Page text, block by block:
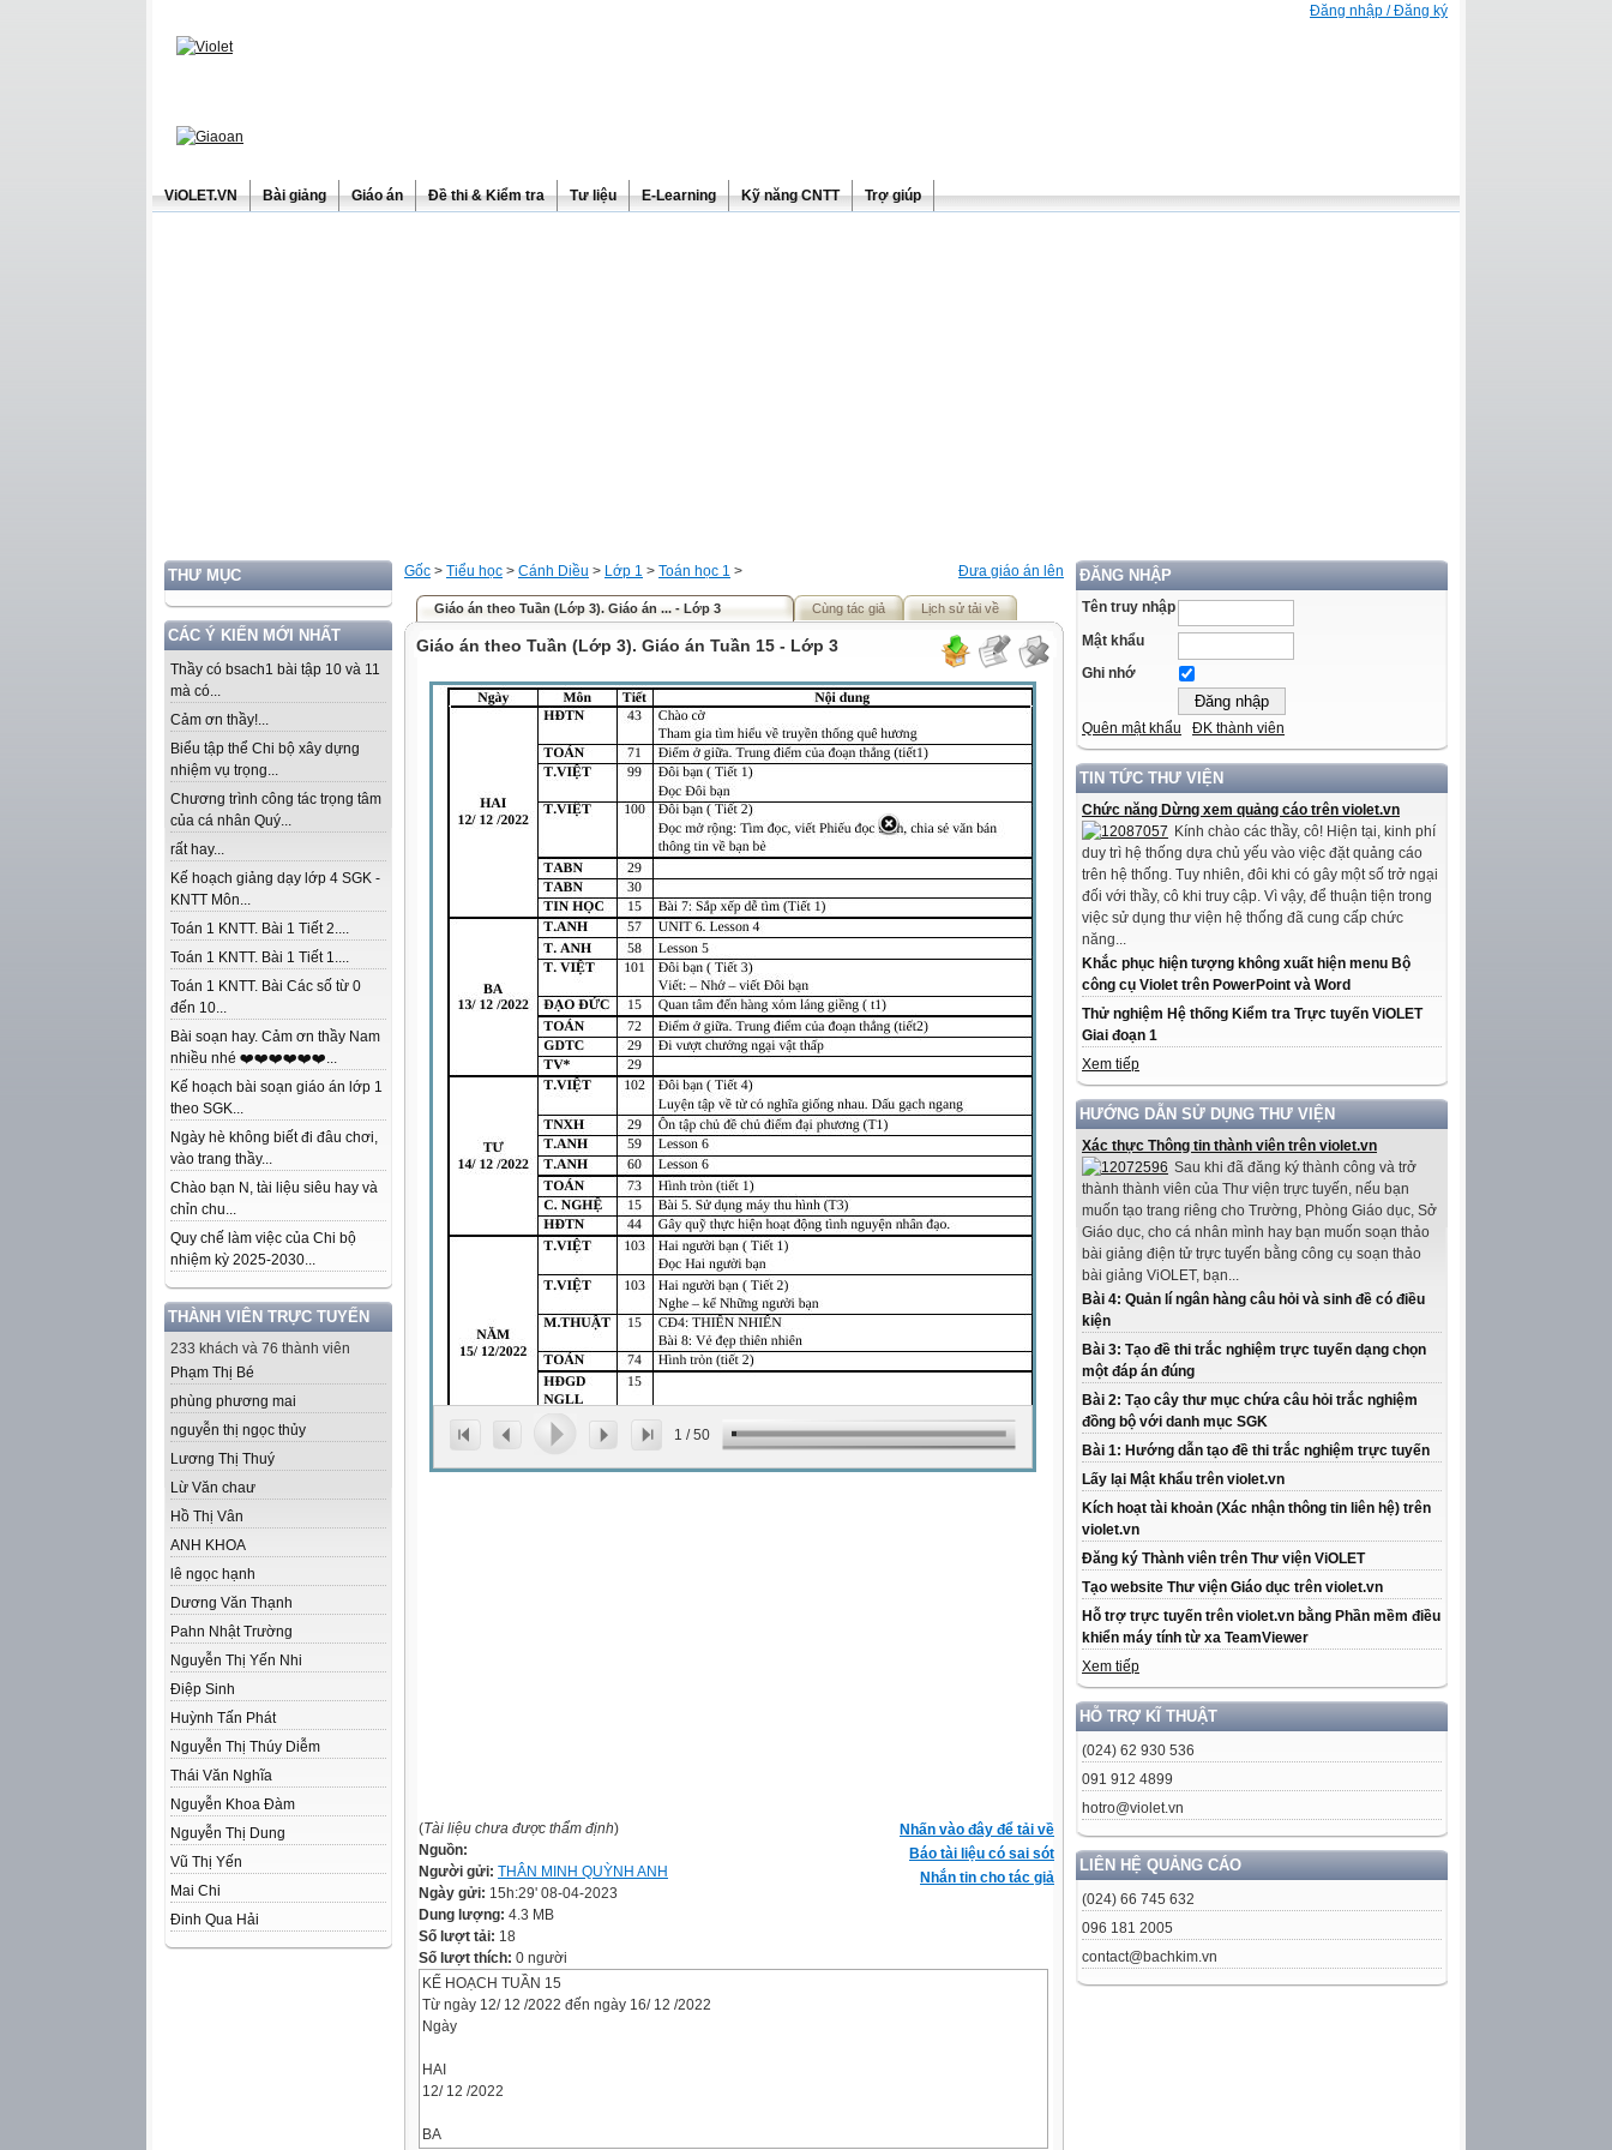
Đăng nhập / Đăng ký
ViOLET.VN Bài giảng Giáo án Đề thi & Kiểm tra Tư liệu E-Learning Kỹ năng CNTT Trợ giúp
THƯ MỤC
CÁC Ý KIẾN MỚI NHẤT
Thầy có bsach1 bài tập 10 và 11
mà có...
Cảm ơn thầy!...
Biểu tập thể Chi bộ xây dựng
nhiệm vụ trọng...
Chương trình công tác trọng tâm
của cá nhân Quý...
rất hay...
Kế hoạch giảng dạy lớp 4 SGK -
KNTT Môn...
Toán 1 KNTT. Bài 1 Tiết 2....
Toán 1 KNTT. Bài 1 Tiết 1....
Toán 1 KNTT. Bài Các số từ 0
đến 10...
Bài soạn hay. Cảm ơn thầy Nam
nhiều nhé ❤️❤️❤️❤️❤️❤️...
Kế hoạch bài soạn giáo án lớp 1
theo SGK...
Ngày hè không biết đi đâu chơi,
vào trang thầy...
Chào bạn N, tài liệu siêu hay và
chỉn chu...
Quy chế làm việc của Chi bộ
nhiệm kỳ 2025-2030...
THÀNH VIÊN TRỰC TUYẾN
233 khách và 76 thành viên
Phạm Thị Bé
phùng phương mai
nguyễn thị ngọc thủy
Lương Thị Thuý
Lừ Văn chaư
Hồ Thị Vân
ANH KHOA
lê ngọc hạnh
Dương Văn Thạnh
Pahn Nhật Trường
Nguyễn Thị Yến Nhi
Điệp Sinh
Huỳnh Tấn Phát
Nguyễn Thị Thúy Diễm
Thái Văn Nghĩa
Nguyễn Khoa Đàm
Nguyễn Thị Dung
Vũ Thị Yến
Mai Chi
Đinh Qua Hải
ĐĂNG NHẬP
Tên truy nhập
Mật khẩu
Ghi nhớ
Quên mật khẩu ĐK thành viên
TIN TỨC THƯ VIỆN
Chức năng Dừng xem quảng cáo trên violet.vn
Kính chào các thầy, cô! Hiện tại, kinh phí
duy trì hệ thống dựa chủ yếu vào việc đặt quảng cáo
trên hệ thống. Tuy nhiên, đôi khi có gây một số trở ngại
đối với thầy, cô khi truy cập. Vì vậy, để thuận tiện trong
việc sử dụng thư viện hệ thống đã cung cấp chức
năng...
Khắc phục hiện tượng không xuất hiện menu Bộ
công cụ Violet trên PowerPoint và Word
Thử nghiệm Hệ thống Kiểm tra Trực tuyến ViOLET
Giai đoạn 1
Xem tiếp
HƯỚNG DẪN SỬ DỤNG THƯ VIỆN
Xác thực Thông tin thành viên trên violet.vn
Sau khi đã đăng ký thành công và trở
thành thành viên của Thư viện trực tuyến, nếu bạn
muốn tạo trang riêng cho Trường, Phòng Giáo dục, Sở
Giáo dục, cho cá nhân mình hay bạn muốn soạn thảo
bài giảng điện tử trực tuyến bằng công cụ soạn thảo
bài giảng ViOLET, bạn...
Bài 4: Quản lí ngân hàng câu hỏi và sinh đề có điều
kiện
Bài 3: Tạo đề thi trắc nghiệm trực tuyến dạng chọn
một đáp án đúng
Bài 2: Tạo cây thư mục chứa câu hỏi trắc nghiệm
đồng bộ với danh mục SGK
Bài 1: Hướng dẫn tạo đề thi trắc nghiệm trực tuyến
Lấy lại Mật khẩu trên violet.vn
Kích hoạt tài khoản (Xác nhận thông tin liên hệ) trên
violet.vn
Đăng ký Thành viên trên Thư viện ViOLET
Tạo website Thư viện Giáo dục trên violet.vn
Hỗ trợ trực tuyến trên violet.vn bằng Phần mềm điều
khiển máy tính từ xa TeamViewer
Xem tiếp
HỖ TRỢ KĨ THUẬT
(024) 62 930 536
091 912 4899
hotro@violet.vn
LIÊN HỆ QUẢNG CÁO
(024) 66 745 632
096 181 2005
contact@bachkim.vn
Đưa giáo án lên
Gốc > Tiểu học > Cánh Diều > Lớp 1 > Toán học 1 >
Giáo án theo Tuần (Lớp 3). Giáo án ... - Lớp 3 Cùng tác giả Lịch sử tải về
Giáo án theo Tuần (Lớp 3). Giáo án Tuần 15 - Lớp 3
1 /50
Nhấn vào đây để tải về
Báo tài liệu có sai sót
Nhắn tin cho tác giả
(Tài liệu chưa được thẩm định)
Nguồn:
Người gửi: THÂN MINH QUỲNH ANH
Ngày gửi: 15h:29' 08-04-2023
Dung lượng: 4.3 MB
Số lượt tải: 18
Số lượt thích: 0 người
KẾ HOẠCH TUẦN 15
Từ ngày 12/ 12 /2022 đến ngày 16/ 12 /2022
Ngày
HAI
12/ 12 /2022
BA